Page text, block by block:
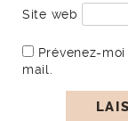
Site web
Prévenez-
mail.